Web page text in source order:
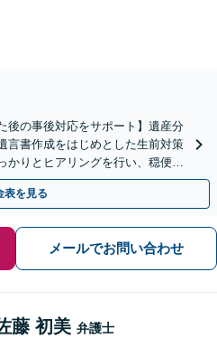
後の事後対応をサポート】遺産分
言書作成をはじめとした生前対策
りとヒアリングを行い、穏便な
ます。【分割払い可能】
表を見る
メールでお問い合わせ
藤 初美 弁護士